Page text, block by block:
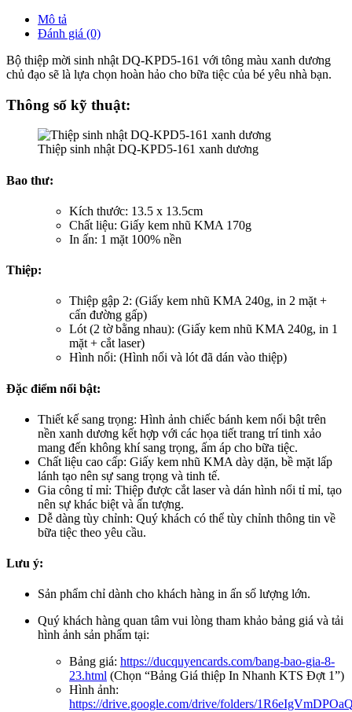
Mô tả
Đánh giá (0)
Bộ thiệp mời sinh nhật DQ-KPD5-161 với tông màu xanh dương
chủ đạo sẽ là lựa chọn hoàn hảo cho bữa tiệc của bé yêu nhà bạn.
Thông số kỹ thuật:
Thiệp sinh nhật DQ-KPD5-161 xanh dương
Bao thư:
Kích thước: 13.5 x 13.5cm
Chất liệu: Giấy kem nhũ KMA 170g
In ấn: 1 mặt 100% nền
Thiệp:
Thiệp gập 2: (Giấy kem nhũ KMA 240g, in 2 mặt +
cấn đường gấp)
Lót (2 tờ bằng nhau): (Giấy kem nhũ KMA 240g, in 1
mặt + cắt laser)
Hình nổi: (Hình nổi và lót đã dán vào thiệp)
Đặc điểm nổi bật:
Thiết kế sang trọng: Hình ảnh chiếc bánh kem nổi bật trên
nền xanh dương kết hợp với các họa tiết trang trí tinh xảo
mang đến không khí sang trọng, ấm áp cho bữa tiệc.
Chất liệu cao cấp: Giấy kem nhũ KMA dày dặn, bề mặt lấp
lánh tạo nên sự sang trọng và tinh tế.
Gia công tỉ mỉ: Thiệp được cắt laser và dán hình nổi tỉ mỉ, tạo
nên sự khác biệt và ấn tượng.
Dễ dàng tùy chỉnh: Quý khách có thể tùy chỉnh thông tin về
bữa tiệc theo yêu cầu.
Lưu ý:
Sản phẩm chỉ dành cho khách hàng in ấn số lượng lớn.
Quý khách hàng quan tâm vui lòng tham khảo bảng giá và tải
hình ảnh sản phẩm tại:
Bảng giá: https://ducquyencards.com/bang-bao-gia-8-
23.html (Chọn “Bảng Giá thiệp In Nhanh KTS Đợt 1”)
Hình ảnh:
https://drive.google.com/drive/folders/